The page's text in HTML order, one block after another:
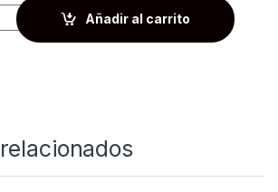
Añadir al carrito